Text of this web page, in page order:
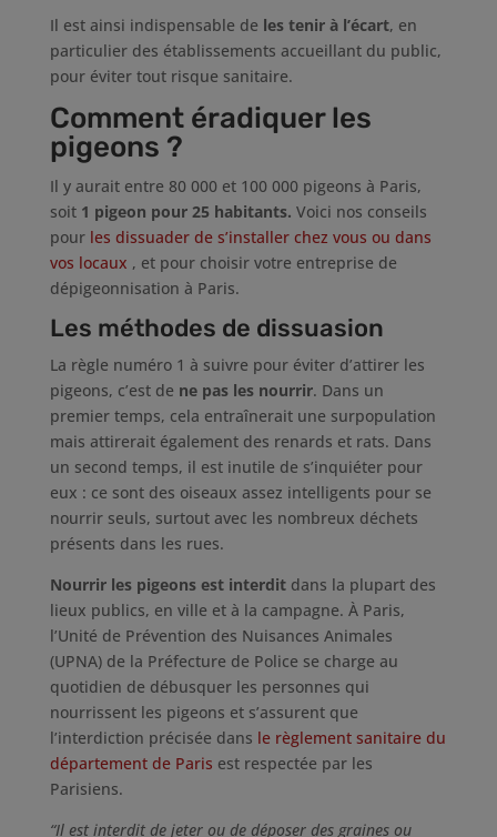
Il est ainsi indispensable de les tenir à l’écart, en
particulier des établissements accueillant du public,
pour éviter tout risque sanitaire.
Comment éradiquer les
pigeons ?
Il y aurait entre 80 000 et 100 000 pigeons à Paris,
soit 1 pigeon pour 25 habitants. Voici nos conseils
pour les dissuader de s’installer chez vous ou dans
vos locaux , et pour choisir votre entreprise de
dépigeonnisation à Paris.
Les méthodes de dissuasion
La règle numéro 1 à suivre pour éviter d’attirer les
pigeons, c’est de ne pas les nourrir. Dans un
premier temps, cela entraînerait une surpopulation
mais attirerait également des renards et rats. Dans
un second temps, il est inutile de s’inquiéter pour
eux : ce sont des oiseaux assez intelligents pour se
nourrir seuls, surtout avec les nombreux déchets
présents dans les rues.
Nourrir les pigeons est interdit dans la plupart des
lieux publics, en ville et à la campagne. À Paris,
l’Unité de Prévention des Nuisances Animales
(UPNA) de la Préfecture de Police se charge au
quotidien de débusquer les personnes qui
nourrissent les pigeons et s’assurent que
l’interdiction précisée dans le règlement sanitaire du
département de Paris est respectée par les
Parisiens.
“Il est interdit de jeter ou de déposer des graines ou